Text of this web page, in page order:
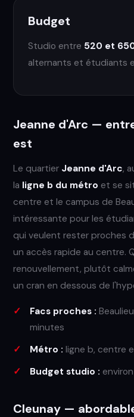
Budget
Studio entre 520 et
alternants et étudiants
Jeanne d'Arc —
est
Le quartier Jeanne d'Arc,
la ligne b du métro et se
centre et le campus de
intéressante pour les
qui veulent rester proches
un accès rapide au centre.
renouvellement, plutôt
un cran en dessous de
Facs proches :
minutes
Métro : ligne b, centre
Budget studio :
Cleunay —